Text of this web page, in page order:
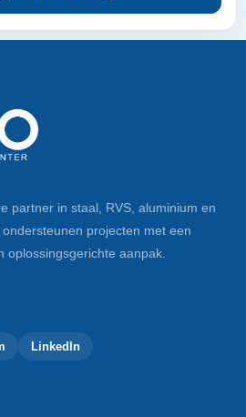
partner in staal, RVS, aluminium en
projecten met een
oplossingsgerichte aanpak.
LinkedIn